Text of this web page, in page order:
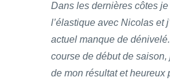
Dans les dernières côtes
l’élastique avec Nicolas et
actuel manque de
course de début de saison,
de mon résultat et heureux